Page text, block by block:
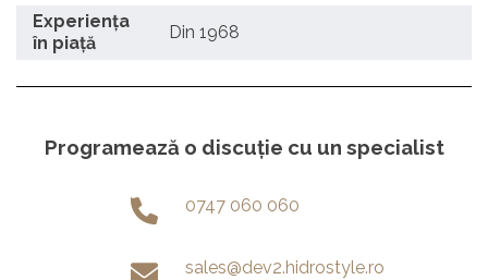
Experienţa
în piaţă
Din 1968
Programează o discuție cu un specialist
0747 060 060
sales@dev2.hidrostyle.ro